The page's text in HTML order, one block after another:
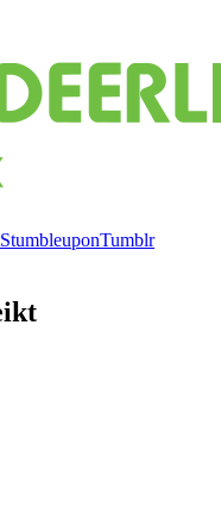
StumbleuponTumblr